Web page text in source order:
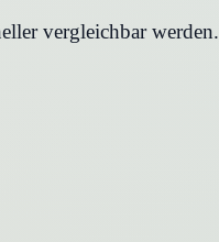
vergleichbar werden.